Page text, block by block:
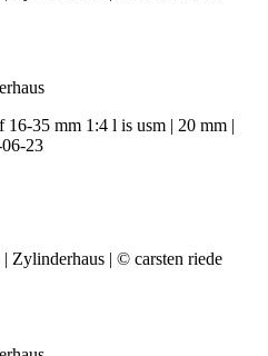
16-35 mm 1:4 l is usm | 20 mm |
23